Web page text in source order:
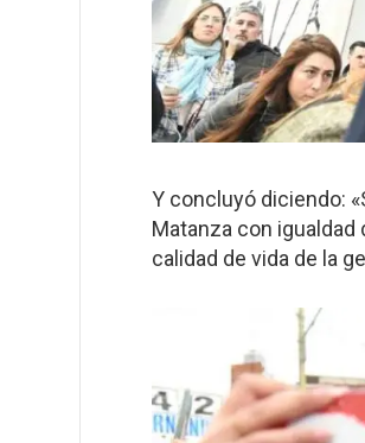
Y concluyó diciendo:
Matanza con
calidad de vida de la